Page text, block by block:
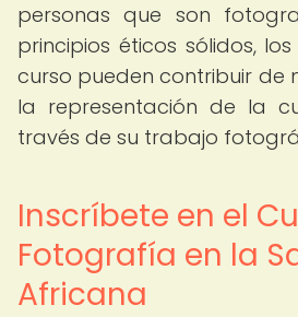
personas que son
principios éticos sólidos,
curso pueden contribuir de
la representación de la
través de su trabajo
Inscríbete en el
Fotografía en la
Africana